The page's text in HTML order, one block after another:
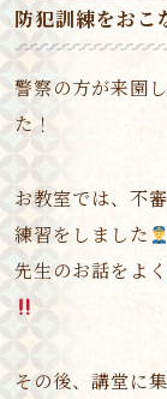
防犯訓練をおこ
警察の方が来園
た！
お教室では、不
練習をしました
先生のお話をよ
その後、講堂に